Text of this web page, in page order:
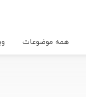
همه موضوعات